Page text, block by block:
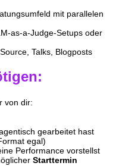
mit parallelen
as-a-Judge-Setups oder
Talks, Blogposts
von dir:
agentisch gearbeitet hast
egal)
Performance vorstellst
Starttermin